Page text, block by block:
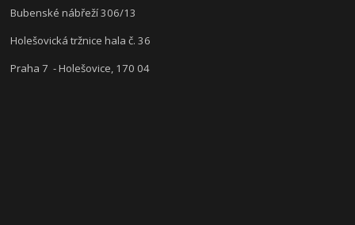
Bubenské nábřeží 306/13
Holešovická tržnice hala č. 36
Praha 7 - Holešovice, 170 04